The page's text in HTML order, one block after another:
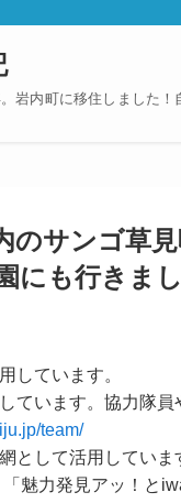
岩内町に移住しました
のサンゴ草
にも行きま
しています。
ています。協力隊
team/
として活用していま
魅力発見アッ！と